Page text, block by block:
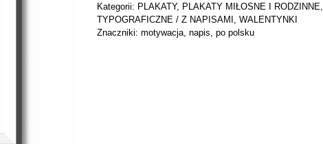
Kategorii: PLAKATY, PLAKATY MIŁOSNE I RODZINNE,
TYPOGRAFICZNE / Z NAPISAMI , WALENTYNKI
Znaczniki: motywacja, napis, po polsku